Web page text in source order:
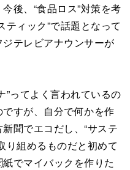
後、“食品ロス”対策を考
ティック”で話題となって
テレビアナウンサーが
ってよく言われているの
すが、自分で何かを作
聞でエコだし、“サステ
り組めるものだと初めて
でマイバックを作りた